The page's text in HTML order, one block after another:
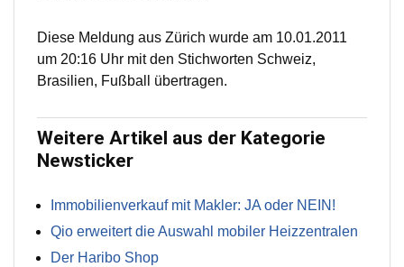
Diese Meldung aus Zürich wurde am 10.01.2011
um 20:16 Uhr mit den Stichworten Schweiz,
Brasilien, Fußball übertragen.
Weitere Artikel aus der Kategorie
Newsticker
Immobilienverkauf mit Makler: JA oder NEIN!
Qio erweitert die Auswahl mobiler Heizzentralen
Der Haribo Shop